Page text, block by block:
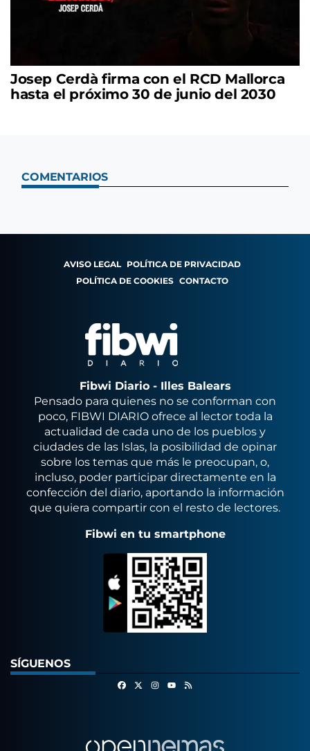
Josep Cerdà firma con el RCD Mallorca
hasta el próximo 30 de junio del 2030
COMENTARIOS
AVISO LEGAL POLÍTICA DE PRIVACIDAD
POLÍTICA DE COOKIES CONTACTO
Fibwi Diario - Illes Balears
Pensado para quienes no se conforman con
poco, FIBWI DIARIO ofrece al lector toda la
actualidad de cada uno de los pueblos y
ciudades de las Islas, la posibilidad de opinar
sobre los temas que más le preocupan, o,
incluso, poder participar directamente en la
confección del diario, aportando la información
que quiera compartir con el resto de lectores.
Fibwi en tu smartphone
SÍGUENOS
FacebookInstagram